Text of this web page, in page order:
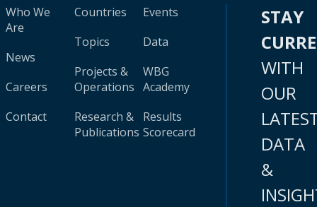
Who We
Are
News
Careers
Contact
Countries
Topics
Projects &
Operations
Research &
Publications
Events
Data
WBG
Academy
Results
Scorecard
STAY
WITH
OUR
DATA
&